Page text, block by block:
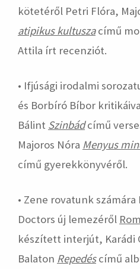
kötetéről Petri Flóra,
atipikus kultuszacímű
Attila írt recenziót.
• Ifjúsági irodalmi
és Borbíró Bíbor
Bálint Szinbádcímű
Majoros Nóra Menyus
című gyerekkönyvéről.
• Zene rovatunk
Doctors új lemezéről
készített interjút, Karádi
Balaton Repedéscímű